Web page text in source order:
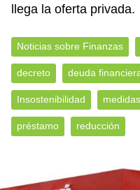
llega la oferta privada.
Noticias sobre Finanzas
decreto deuda
Insostenibilidad medidas
préstamo reducción